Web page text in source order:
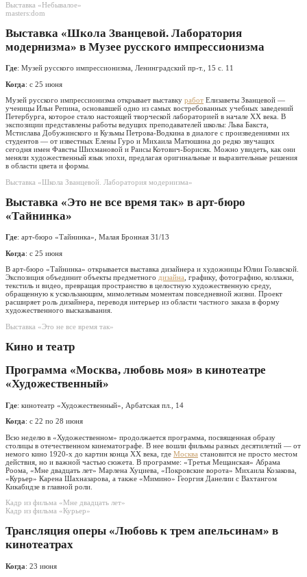
Выставка «Небывалое»
masters:dom
Выставка «Школа Званцевой. Лаборатория
модернизма» в Музее русского импрессионизма
Где: Музей русского импрессионизма, Ленинградский пр-т., 15 с. 11
Когда: с 25 июня
Музей русского импрессионизма открывает выставку работ Елизаветы Званцевой —
ученицы Ильи Репина, основавшей одно из самых востребованных учебных заведений
Петербурга, которое стало настоящей творческой лабораторией в начале XX века. В
экспозиции представлены работы ведущих преподавателей школы: Льва Бакста,
Мстислава Добужинского и Кузьмы Петрова-Водкина в диалоге с произведениями их
студентов — от известных Елены Гуро и Михаила Матюшина до редко звучащих
сегодня имен Фавсты Шихмановой и Раисы Котович-Борисяк. Можно увидеть, как они
меняли художественный язык эпохи, предлагая оригинальные и выразительные решения
в области цвета и формы.
Выставка «Школа Званцевой. Лаборатория модернизма»
Выставка «Это не все время так» в арт-бюро
«Тайнинка»
Где: арт-бюро «Тайнинка», Малая Бронная 31/13
Когда: с 25 июня
В арт-бюро «Тайнинка» открывается выставка дизайнера и художницы Юлии Голавской.
Экспозиция объединит объекты предметного дизайна , графику, фотографию, коллажи,
текстиль и видео, превращая пространство в целостную художественную среду,
обращенную к ускользающим, мимолетным моментам повседневной жизни. Проект
расширяет роль дизайнера, переводя интерьер из области частного заказа в форму
художественного высказывания.
Выставка «Это не все время так»
Кино и театр
Программа «Москва, любовь моя» в кинотеатре
«Художественный»
Где: кинотеатр «Художественный», Арбатская пл., 14
Когда: с 22 по 28 июня
Всю неделю в «Художественном» продолжается программа, посвященная образу
столицы в отечественном кинематографе. В нее вошли фильмы разных десятилетий — от
немого кино 1920-х до картин конца XX века, где Москва становится не просто местом
действия, но и важной частью сюжета. В программе: «Третья Мещанская» Абрама
Роома, «Мне двадцать лет» Марлена Хуциева, «Покровские ворота» Михаила Козакова,
«Курьер» Карена Шахназарова, а также «Мимино» Георгия Данелии с Вахтангом
Кикабидзе в главной роли.
Кадр из фильма «Мне двадцать лет»
Кадр из фильма «Курьер»
Трансляция оперы «Любовь к трем апельсинам» в
кинотеатрах
Когда: 23 июня